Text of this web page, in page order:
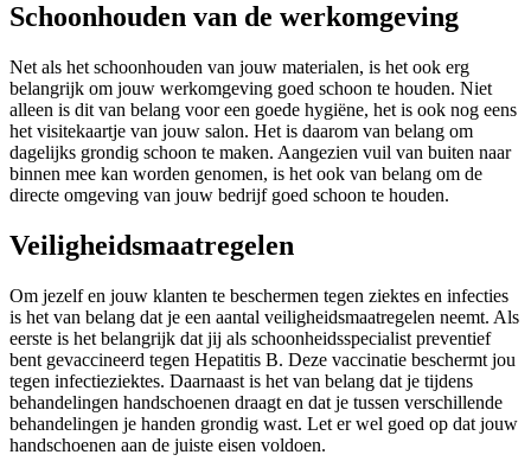
Schoonhouden van de werkomgeving
Net als het schoonhouden van jouw materialen, is het ook erg
belangrijk om jouw werkomgeving goed schoon te houden. Niet
alleen is dit van belang voor een goede hygiëne, het is ook nog eens
het visitekaartje van jouw salon. Het is daarom van belang om
dagelijks grondig schoon te maken. Aangezien vuil van buiten naar
binnen mee kan worden genomen, is het ook van belang om de
directe omgeving van jouw bedrijf goed schoon te houden.
Veiligheidsmaatregelen
Om jezelf en jouw klanten te beschermen tegen ziektes en infecties
is het van belang dat je een aantal veiligheidsmaatregelen neemt. Als
eerste is het belangrijk dat jij als schoonheidsspecialist preventief
bent gevaccineerd tegen Hepatitis B. Deze vaccinatie beschermt jou
tegen infectieziektes. Daarnaast is het van belang dat je tijdens
behandelingen handschoenen draagt en dat je tussen verschillende
behandelingen je handen grondig wast. Let er wel goed op dat jouw
handschoenen aan de juiste eisen voldoen.